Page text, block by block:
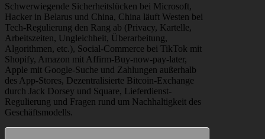
Schwerwiegende Sicherheitslücken bei Microsoft,
Hacker in Belarus und China, China läuft Westen bei
Tech-Regulierung den Rang ab (Privacy, Kartelle,
Arbeitszeiten, Ungleichheit, Überarbeitung,
Algorithmen, etc.), Social-Commerce bei TikTok mit
Shopify, Amazon mit Affirm-Buy-now-pay-later,
Apple mit Google-Suche und Zahlungen außerhalb
des App-Stores, Dezentralisierte Bitcoin-Exchange
durch Jack Dorsey und Square, Lieferdienst-
Regulierung und Fragen rund um Nachhaltigkeit des
Geschäftsmodells.